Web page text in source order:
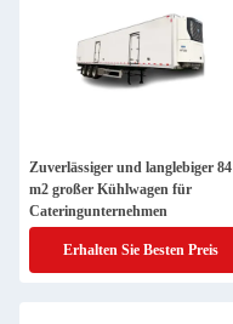
Zuverlässiger und langlebiger 84
m2 großer Kühlwagen für
Cateringunternehmen
Erhalten Sie Besten Preis